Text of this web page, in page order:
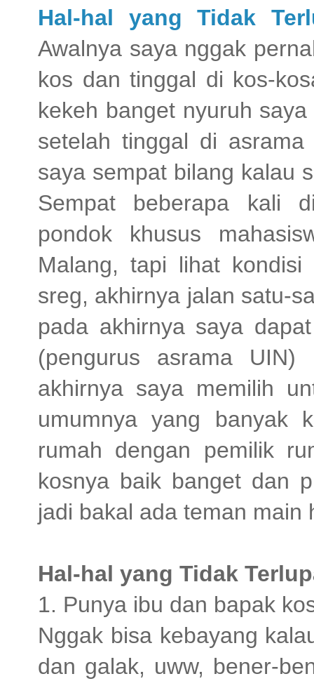
Hal-hal yang Tidak
Awalnya saya nggak
kos dan tinggal di kos-
kekeh banget nyuruh
setelah tinggal di
saya sempat bilang kalau
Sempat beberapa kali
pondok khusus
Malang, tapi lihat
sreg, akhirnya jalan satu-
pada akhirnya saya
(pengurus asrama UIN)
akhirnya saya memilih
umumnya yang banyak
rumah dengan pemilik
kosnya baik banget dan
jadi bakal ada teman main
Hal-hal yang Tidak
1. Punya ibu dan bapak
Nggak bisa kebayang
dan galak, uww, bener-